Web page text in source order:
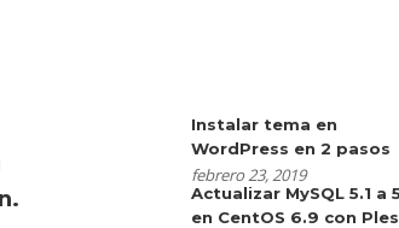
Instalar tema en
WordPress en 2 pasos
febrero 23, 2019
Actualizar MySQL 5.1 a
en CentOS 6.9 con